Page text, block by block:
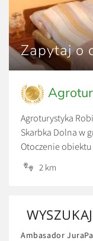
Zapytaj o
Agroturystyka
Skarbka Dolna w
Otoczenie obiektu
aktywności
znajduje się Park
2 km
WYSZUKAJ
Ambasador